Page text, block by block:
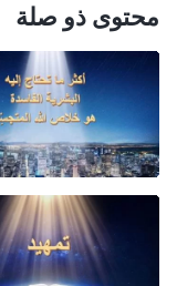
محتوى ذو صلة